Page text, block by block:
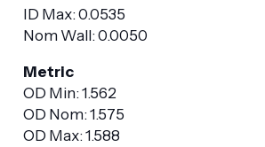
ID Max: 0.0535
Nom Wall: 0.0050
Metric
OD Min: 1.562
OD Nom: 1.575
OD Max: 1.588